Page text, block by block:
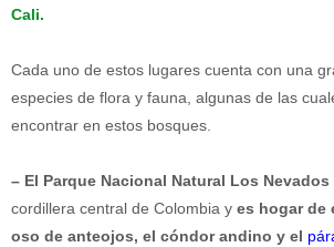
Cali.
Cada uno de estos lugares cuenta con una
especies de flora y fauna, algunas de las
encontrar en estos bosques.
– El Parque Nacional Natural Los Nevados
cordillera central de Colombia y es hogar de
oso de anteojos, el cóndor andino y el